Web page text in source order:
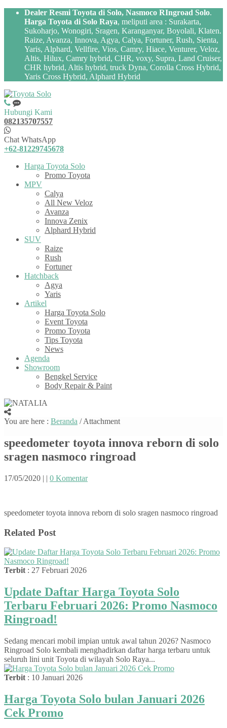
Dealer Resmi Toyota di Solo, Nasmoco RIngroad Solo.
Harga Toyota di Solo Raya, meliputi area : Surakarta,
Sukoharjo, Wonogiri, Sragen, Karanganyar, Boyolali, Klaten.
Raize, Avanza, Innova, Agya, Calya, Fortuner, Rush, Sienta,
Yaris, Alphard, Vellfire, Vios, Camry, Hiace, Venturer, Veloz,
Altis, Hilux, Camry hybrid, CHR, voxy, Supra, Land Cruiser,
CHR hybrid, Altis hybrid, truck Dyna, Corolla Cross Hybrid,
Yaris Cross Hybrid, Alphard Hybrid
Hubungi Kami
082135707557
Chat WhatsApp
+62-81229745678
Harga Toyota Solo
Promo Toyota
MPV
Calya
All New Veloz
Avanza
Innova Zenix
Alphard Hybrid
SUV
Raize
Rush
Fortuner
Hatchback
Agya
Yaris
Artikel
Harga Toyota Solo
Event Toyota
Promo Toyota
Tips Toyota
News
Agenda
Showroom
Bengkel Service
Body Repair & Paint
You are here : Beranda / Attachment
speedometer toyota innova reborn di solo
sragen nasmoco ringroad
17/05/2020 | | 0 Komentar
speedometer toyota innova reborn di solo sragen nasmoco ringroad
Related Post
Terbit : 27 Februari 2026
Update Daftar Harga Toyota Solo
Terbaru Februari 2026: Promo Nasmoco
Ringroad!
Sedang mencari mobil impian untuk awal tahun 2026? Nasmoco
Ringroad Solo kembali menghadirkan daftar harga terbaru untuk
seluruh lini unit Toyota di wilayah Solo Raya...
Terbit : 10 Januari 2026
Harga Toyota Solo bulan Januari 2026
Cek Promo